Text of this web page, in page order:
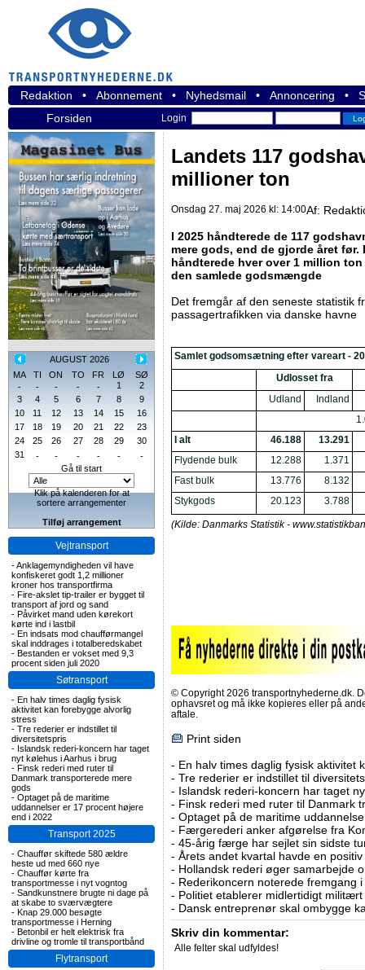
Redaktion • Abonnement • Nyhedsmail • Annoncering •
Forsiden
Login
AUGUST 2026
MA
TI ON TO FR LØ
SØ
-
- - - - 1
2
3
4 5 6 7 8
9
10
11 12 13 14 15
16
17
18 19 20 21 22
23
24
25 26 27 28 29
30
31
- - - - -
-
Gå til start
Klik på kalenderen for at
sortere arrangementer
Tilføj arrangement
Vejtransport
-Anklagemyndigheden vil have
konfiskeret godt 1,2 millioner
kroner hos transportfirma
- Fire-akslet tip-trailer er bygget til
transport af jord og sand
- Påvirket mand uden kørekort
kørte ind i lastbil
- En indsats mod chaufførmangel
skal inddrages i totalberedskabet
- Bestanden er vokset med 9,3
procent siden juli 2020
Søtransport
- En halv times daglig fysisk
aktivitet kan forebygge alvorlig
stress
- Tre rederier er indstillet til
diversitetspris
- Islandsk rederi-koncern har taget
nyt kølehus i Aarhus i brug
- Finsk rederi med ruter til
Danmark transporterede mere
gods
- Optaget på de maritime
uddannelser er 17 procent højere
end i 2022
Transport 2025
- Chauffør skiftede 580 ældre
heste ud med 660 nye
- Chauffør kørte fra
transportmesse i nyt vogntog
- Sandkunstnere brugte ni dage på
at skabe to sværvægtere
- Knap 29.000 besøgte
transportmesse i Herning
- Betonbil er helt elektrisk fra
drivline og tromle til transportbånd
Flytransport
Landets 117
millioner ton
Onsdag 27. maj 2026 kl: 14:00Af:
I 2025 håndterede de 117
mere gods, end de gjorde året
håndterede hver over 1 million
den samlede godsmængde
Det fremgår af den seneste statistik
passagertrafikken via danske havne
Samlet godsomsætning efter vareart -
Udlosset fra
Udland
Indland
I alt
46.188
13.291
Flydende bulk
12.288
1.371
Fast bulk
13.776
8.132
Stykgods
20.123 3.788
(Kilde: Danmarks Statistik -
© Copyright 2026 transportnyhederne.dk.
ophavsret og må ikke kopieres eller på
aftale.
Print siden
- En halv times daglig fysisk aktivitet
- Tre rederier er indstillet til
- Islandsk rederi-koncern har taget
- Finsk rederi med ruter til Danmark
- Optaget på de maritime
- Færgerederi anker afgørelse fra
- 45-årig færge har sejlet sin sidste
- Årets andet kvartal havde en
- Hollandsk rederi øger samarbejde
- Rederikoncern noterede fremgang
- Politiet etablerer midlertidigt
- Dansk entreprenør skal ombygge
Skriv din kommentar:
Alle felter skal udfyldes!